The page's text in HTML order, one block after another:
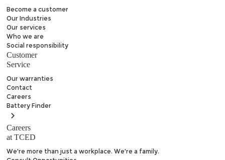
Become a customer
Our Industries
Our services
Who we are
Social responsibility
Customer
Service
Our warranties
Contact
Careers
Battery Finder
Careers
at TCED
We're more than just a workplace. We're a family.